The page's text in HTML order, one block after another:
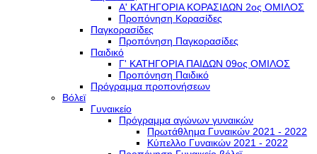
Α' ΚΑΤΗΓΟΡΙΑ ΚΟΡΑΣΙΔΩΝ 2ος ΟΜΙΛΟΣ
Προπόνηση Κορασίδες
Παγκορασίδες
Προπόνηση Παγκορασίδες
Παιδικό
Γ' ΚΑΤΗΓΟΡΙΑ ΠΑΙΔΩΝ 09ος ΟΜΙΛΟΣ
Προπόνηση Παιδικό
Πρόγραμμα προπονήσεων
Βόλεϊ
Γυναικείο
Πρόγραμμα αγώνων γυναικών
Πρωτάθλημα Γυναικών 2021 - 2022
Κύπελλο Γυναικών 2021 - 2022